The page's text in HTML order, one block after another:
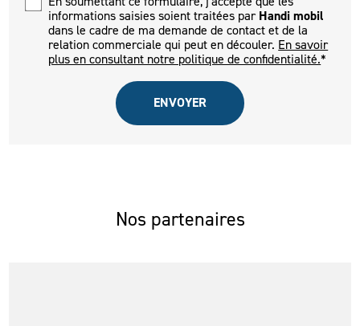
informations saisies soient traitées parHandi mobil
dans le cadre de ma demande de contact et de la
relation commerciale qui peut en découler. En savoir
plus en consultant notre politique de confidentialité.*
Nos partenaires